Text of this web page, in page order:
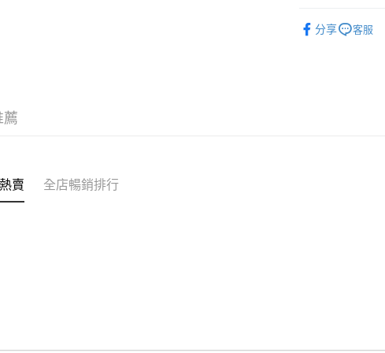
免運費
分享
客服
薦
賣 全店暢銷排行